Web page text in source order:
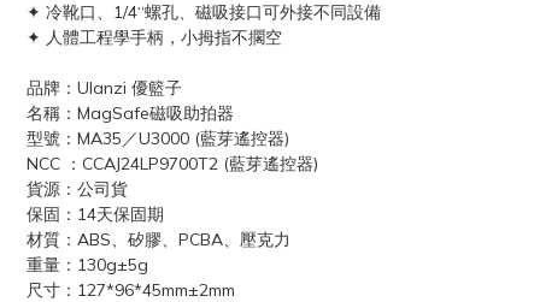
✦ 冷靴口、1/4“螺孔、磁吸接口可外接不同設備
✦ 人體工程學手柄，小拇指不擱空
品牌：Ulanzi 優籃子
名稱：MagSafe磁吸助拍器
型號：MA35／U3000 (藍芽遙控器)
NCC ：CCAJ24LP9700T2 (藍芽遙控器)
貨源：公司貨
保固：14天保固期
材質：ABS、矽膠、PCBA、壓克力
重量：130g±5g
尺寸：127*96*45mm±2mm